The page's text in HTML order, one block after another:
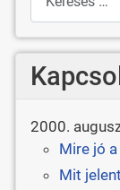
2000.
Mire jó
Mit